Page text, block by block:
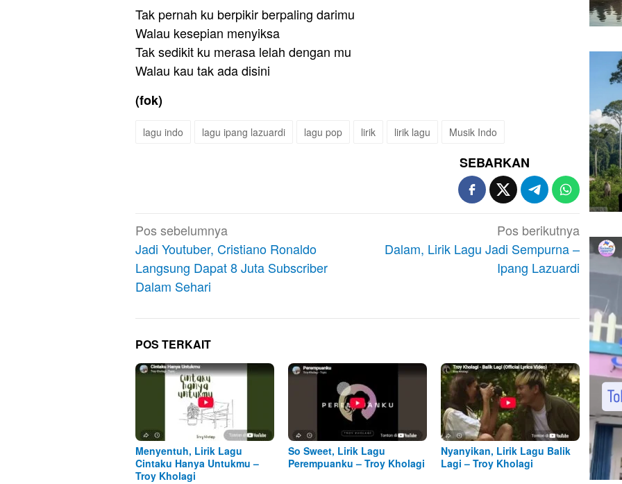
Tak pernah ku berpikir berpaling darimu
Walau kesepian menyiksa
Tak sedikit ku merasa lelah dengan mu
Walau kau tak ada disini
(fok)
lagu indo lagu ipang lazuardi lagu pop lirik lirik lagu Musik Indo
SEBARKAN
Navigasi
pos
Pos sebelumnya
Jadi Youtuber, Cristiano Ronaldo
Langsung Dapat 8 Juta Subscriber
Dalam Sehari
Pos berikutnya
Dalam, Lirik Lagu Jadi Sempurna –
Ipang Lazuardi
POS TERKAIT
Menyentuh, Lirik Lagu
Cintaku Hanya Untukmu –
Troy Kholagi
So Sweet, Lirik Lagu
Perempuanku – Troy Kholagi
Nyanyikan, Lirik Lagu Balik
Lagi – Troy Kholagi